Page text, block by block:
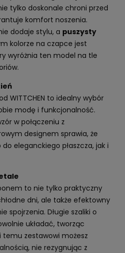
tylko doskonale chroni przed
komfort noszenia.
dodaje stylu, a puszysty
kolorze na czapce jest
wyróżnia ten model na tle
WITTCHEN to idealny wybór
modę i funkcjonalność.
w połączeniu z
designem sprawia, że
eleganckiego płaszcza, jak i
to nie tylko praktyczny
dni, ale także efektowny
spojrzenia. Długie szaliki o
układać, tworząc
temu zestawowi możesz
nie rezygnując z